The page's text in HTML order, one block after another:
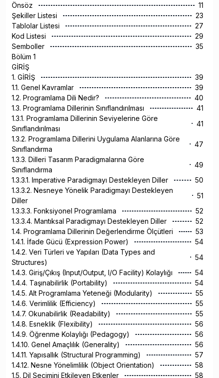
Önsöz
11
Şekiller Listesi
23
Tablolar Listesi
27
Kod Listesi
29
Semboller
35
Bölüm 1
GİRİŞ
1. GİRİŞ
39
1.1. Genel Kavramlar
39
1.2. Programlama Dili Nedir?
40
1.3. Programlama Dillerinin Sınıflandırılması
41
1.3.1. Programlama Dillerinin Seviyelerine Göre
Sınıflandırılması
41
1.3.2. Programlama Dillerini Uygulama Alanlarına Göre
Sınıflandırma
47
1.3.3. Dilleri Tasarım Paradigmalarına Göre
Sınıflandırma
49
1.3.3.1. Imperative Paradigmayı Destekleyen Diller
50
1.3.3.2. Nesneye Yönelik Paradigmayı Destekleyen
Diller
51
1.3.3.3. Fonksiyonel Programlama
52
1.3.3.4. Mantıksal Paradigmayı Destekleyen Diller
52
1.4. Programlama Dillerinin Değerlendirme Ölçütleri
53
1.4.1. İfade Gücü (Expression Power)
54
1.4.2. Veri Türleri ve Yapıları (Data Types and
Structures)
54
1.4.3. Giriş/Çıkış (Input/Output, I/O Facility) Kolaylığı
54
1.4.4. Taşınabilirlik (Portability)
54
1.4.5. Alt Programlama Yeteneği (Modularity)
55
1.4.6. Verimlilik (Efficiency)
55
1.4.7. Okunabilirlik (Readability)
55
1.4.8. Esneklik (Flexibility)
56
1.4.9. Öğrenme Kolaylığı (Pedagogy)
56
1.4.10. Genel Amaçlılık (Generality)
56
1.4.11. Yapısallık (Structural Programming)
57
1.4.12. Nesne Yönelimlilik (Object Orientation)
58
1.5. Dil Seçimini Etkileyen Etkenler
58